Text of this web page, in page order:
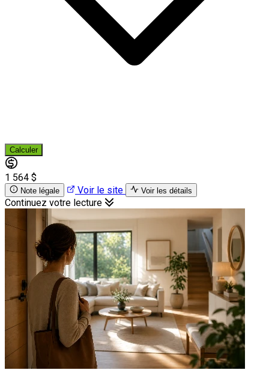
Calculer
1 564 $
Note légale Voir le site Voir les détails
Continuez votre lecture